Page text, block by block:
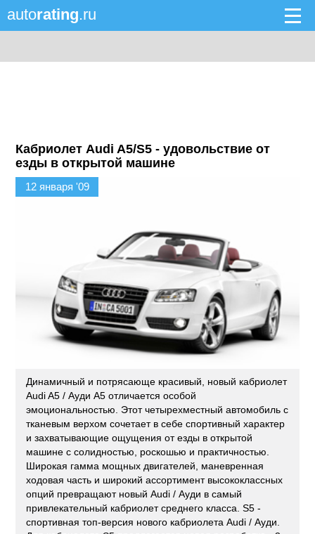
autorating.ru
Кабриолет Audi A5/S5 - удовольствие от
езды в открытой машине
12 января '09
Динамичный и потрясающе красивый, новый кабриолет
Audi A5 / Ауди A5 отличается особой
эмоциональностью. Этот четырехместный автомобиль с
тканевым верхом сочетает в себе спортивный характер
и захватывающие ощущения от езды в открытой
машине с солидностью, роскошью и практичностью.
Широкая гамма мощных двигателей, маневренная
ходовая часть и широкий ассортимент высококлассных
опций превращают новый Audi / Ауди в самый
привлекательный кабриолет среднего класса. S5 -
спортивная топ-версия нового кабриолета Audi / Ауди.